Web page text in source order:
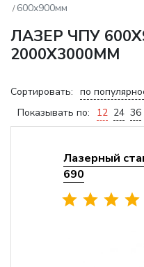
600x900мм
ЛАЗЕР ЧПУ
2000X3000ММ
Сортировать: по
Показывать по:
12 24 36
Лазерный
690